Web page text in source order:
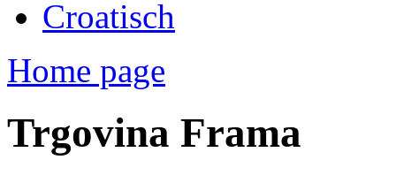
Croatisch
Home page
Trgovina Frama